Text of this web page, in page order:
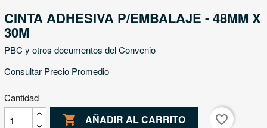
CINTA ADHESIVA P/EMBALAJE - 48MM X
30M
PBC y otros documentos del Convenio
Consultar Precio Promedio
Cantidad
 AÑADIR AL CARRITO favorite_border